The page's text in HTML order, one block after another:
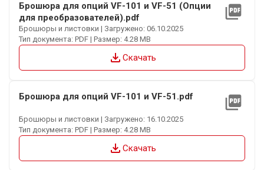
Брошюра для опций VF-101 и VF-51 (Опции
для преобразователей).pdf
picture_as_pdf
Брошюры и листовки | Загружено: 06.10.2025
Тип документа: PDF | Размер: 4.28 MB
file_download Скачать
Брошюра для опций VF-101 и VF-51.pdf picture_as_pdf
Брошюры и листовки | Загружено: 16.10.2025
Тип документа: PDF | Размер: 4.28 MB
file_download Скачать